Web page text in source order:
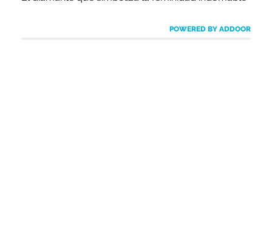
POWERED BY ADDOOR